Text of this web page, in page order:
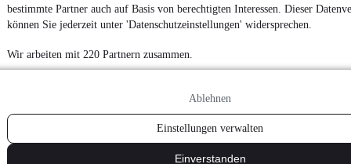
bestimmte Partner auch auf Basis von berechtigten Interessen. Dieser
können Sie jederzeit unter 'Datenschutzeinstellungen' widersprechen.
Wir arbeiten mit 220 Partnern zusammen.
Ablehnen
Einstellungen verwalten
Einverstanden